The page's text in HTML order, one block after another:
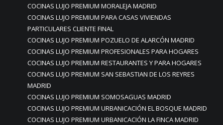
COCINAS LUJO PREMIUM MORALEJA MADRID
COCINAS LUJO PREMIUM PARA CASAS VIVIENDAS
PARTICULARES CLIENTE FINAL
COCINAS LUJO PREMIUM POZUELO DE ALARCÓN MADRID
COCINAS LUJO PREMIUM PROFESIONALES PARA HOGARES
COCINAS LUJO PREMIUM RESTAURANTES Y PARA HOGARES
COCINAS LUJO PREMIUM SAN SEBASTIAN DE LOS REYRES
MADRID
COCINAS LUJO PREMIUM SOMOSAGUAS MADRID
COCINAS LUJO PREMIUM URBANICACIÓN EL BOSQUE MADRID
COCINAS LUJO PREMIUM URBANICACIÓN LA FINCA MADRID